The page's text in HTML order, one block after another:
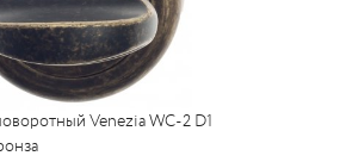
Venezia WC-2 D1